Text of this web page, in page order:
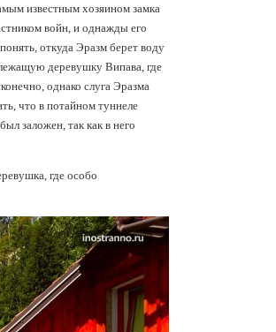
известным хозяином замка
войн, и однажды его
откуда Эразм берет воду
деревушку Випава, где
однако слуга Эразма
что в потайном туннеле
заложен, так как в него
где особо